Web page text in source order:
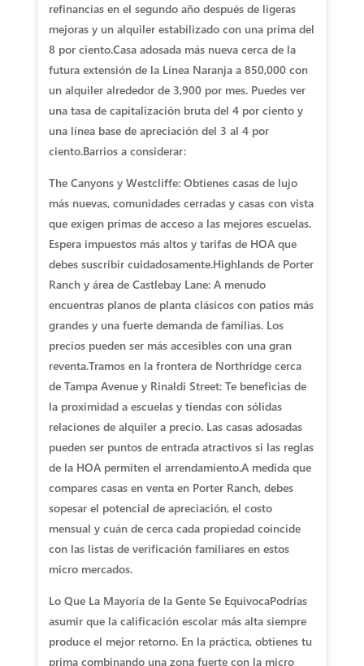
refinancias en el segundo año después de ligeras
mejoras y un alquiler estabilizado con una prima del
8 por ciento.Casa adosada más nueva cerca de la
futura extensión de la Línea Naranja a 850,000 con
un alquiler alrededor de 3,900 por mes. Puedes ver
una tasa de capitalización bruta del 4 por ciento y
una línea base de apreciación del 3 al 4 por
ciento.Barrios a considerar:
The Canyons y Westcliffe: Obtienes casas de lujo
más nuevas, comunidades cerradas y casas con vista
que exigen primas de acceso a las mejores escuelas.
Espera impuestos más altos y tarifas de HOA que
debes suscribir cuidadosamente.Highlands de Porter
Ranch y área de Castlebay Lane: A menudo
encuentras planos de planta clásicos con patios más
grandes y una fuerte demanda de familias. Los
precios pueden ser más accesibles con una gran
reventa.Tramos en la frontera de Northridge cerca
de Tampa Avenue y Rinaldi Street: Te beneficias de
la proximidad a escuelas y tiendas con sólidas
relaciones de alquiler a precio. Las casas adosadas
pueden ser puntos de entrada atractivos si las reglas
de la HOA permiten el arrendamiento.A medida que
compares casas en venta en Porter Ranch, debes
sopesar el potencial de apreciación, el costo
mensual y cuán de cerca cada propiedad coincide
con las listas de verificación familiares en estos
micro mercados.
Lo Que La Mayoría de la Gente Se EquivocaPodrías
asumir que la calificación escolar más alta siempre
produce el mejor retorno. En la práctica, obtienes tu
prima combinando una zona fuerte con la micro